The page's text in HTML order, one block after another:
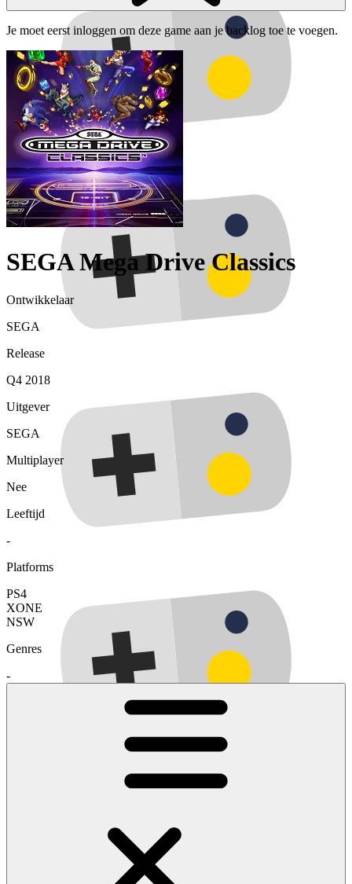
Je moet eerst inloggen om deze game aan je backlog toe te voegen.
SEGA Mega Drive Classics
Ontwikkelaar
SEGA
Release
Q4 2018
Uitgever
SEGA
Multiplayer
Nee
Leeftijd
-
Platforms
PS4
XONE
NSW
Genres
-